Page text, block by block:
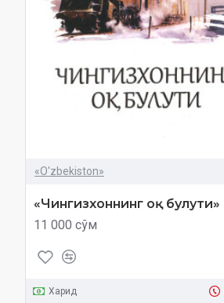
«O'zbekiston»
«Чингизхоннинг оқ булути»
11 000 сўм
Харид